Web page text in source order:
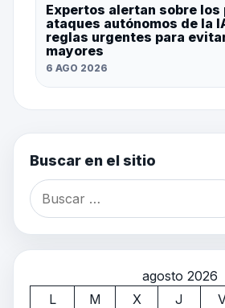
Expertos alertan sobre los
ataques autónomos de la
reglas urgentes para
mayores
6 AGO 2026
Buscar en el sitio
agosto 2026
L
M X J